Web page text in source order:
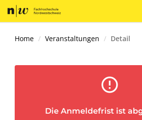
Home Veranstaltungen Detail
error_outline
Die Anmeldefrist ist